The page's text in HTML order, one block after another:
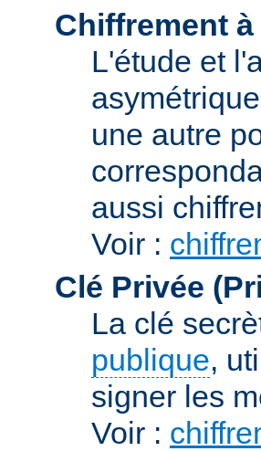
Chiffrement
L'étude et
une autre
aussi
Voir :
Clé Privée
La clé
publique,
signer les
Voir :